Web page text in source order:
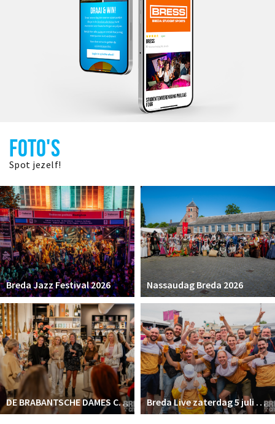
FOTO'S
Spot jezelf!
Breda Jazz Festival 2026 Nassaudag Breda 2026
DE BRABANTSCHE DAMES CLUB Breda Live zaterdag 5 juli 2025